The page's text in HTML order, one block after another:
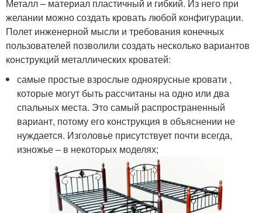
Металл – материал пластичный и гибкий. Из него при
желании можно создать кровать любой конфигурации.
Полет инженерной мысли и требования конечных
пользователей позволили создать несколько вариантов
конструкций металлических кроватей:
самые простые взрослые одноярусные кровати ,
которые могут быть рассчитаны на одно или два
спальных места. Это самый распространенный
вариант, потому его конструкция в объяснении не
нуждается. Изголовье присутствует почти всегда,
изножье – в некоторых моделях;